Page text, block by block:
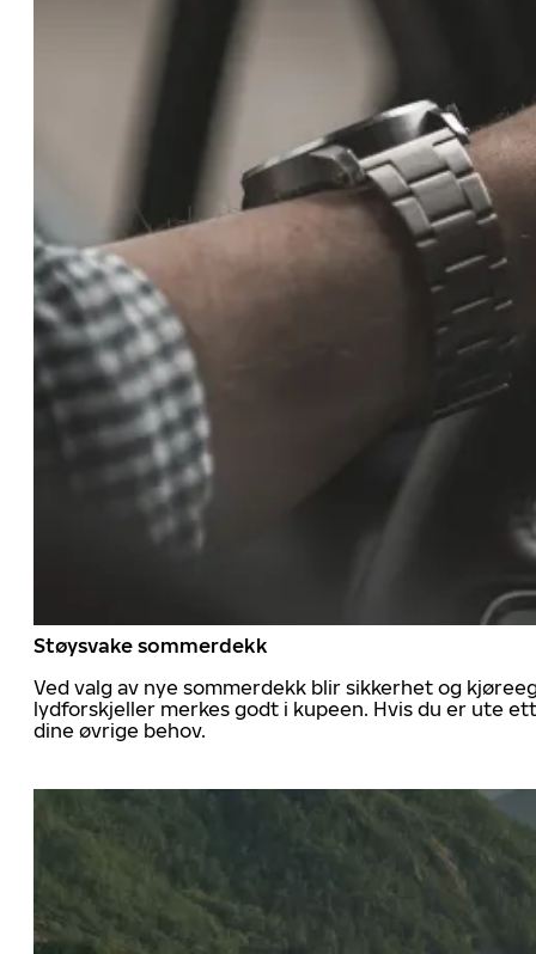
Støysvake sommerdekk
Ved valg av nye sommerdekk blir sikkerhet og
lydforskjeller merkes godt i kupeen. Hvis du er ute
dine øvrige behov.